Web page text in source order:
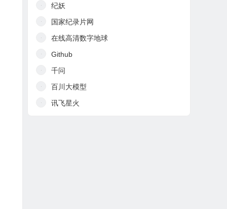
纪妖
国家纪录片网
在线高清数字地球
Github
千问
百川大模型
讯飞星火